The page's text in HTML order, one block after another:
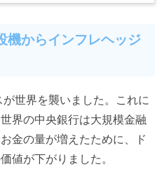
機からインフレヘッジ
世界を襲いました。これに
界の中央銀行は大規模金融
金の量が増えたために、ド
値が下がりました。